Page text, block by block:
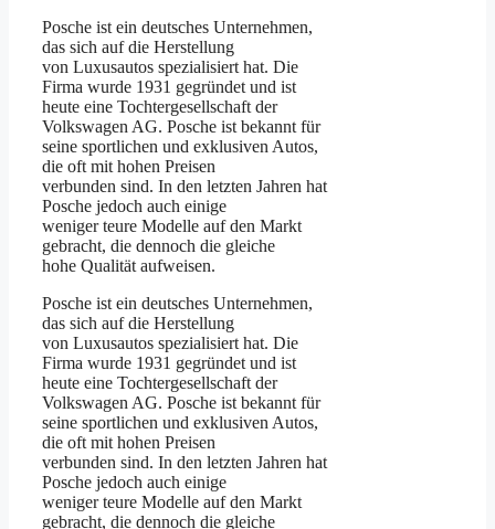
Posche ist ein deutsches Unternehmen,
das sich auf die Herstellung
von Luxusautos spezialisiert hat. Die
Firma wurde 1931 gegründet und ist
heute eine Tochtergesellschaft der
Volkswagen AG. Posche ist bekannt für
seine sportlichen und exklusiven Autos,
die oft mit hohen Preisen
verbunden sind. In den letzten Jahren hat
Posche jedoch auch einige
weniger teure Modelle auf den Markt
gebracht, die dennoch die gleiche
hohe Qualität aufweisen.
Posche ist ein deutsches Unternehmen,
das sich auf die Herstellung
von Luxusautos spezialisiert hat. Die
Firma wurde 1931 gegründet und ist
heute eine Tochtergesellschaft der
Volkswagen AG. Posche ist bekannt für
seine sportlichen und exklusiven Autos,
die oft mit hohen Preisen
verbunden sind. In den letzten Jahren hat
Posche jedoch auch einige
weniger teure Modelle auf den Markt
gebracht, die dennoch die gleiche